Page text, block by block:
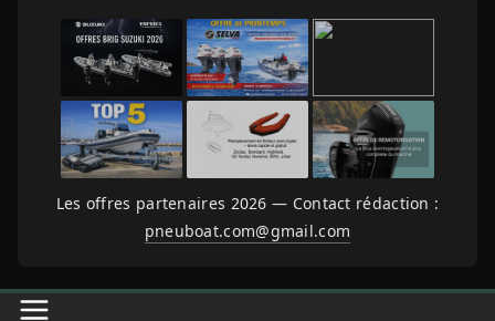
Les offres partenaires 2026 — Contact rédaction :
pneuboat.com@gmail.com